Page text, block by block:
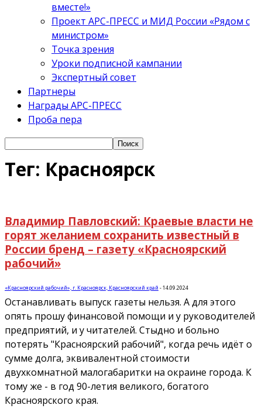
вместе!»
Проект АРС-ПРЕСС и МИД России «Рядом с
министром»
Точка зрения
Уроки подписной кампании
Экспертный совет
Партнеры
Награды АРС-ПРЕСС
Проба пера
Тег: Красноярск
Владимир Павловский: Краевые власти не
горят желанием сохранить известный в
России бренд – газету «Красноярский
рабочий»
«Красноярский рабочий», г. Красноярск, Красноярский край -14.09.2024
Останавливать выпуск газеты нельзя. А для этого
опять прошу финансовой помощи и у руководителей
предприятий, и у читателей. Стыдно и больно
потерять "Красноярский рабочий", когда речь идёт о
сумме долга, эквивалентной стоимости
двухкомнатной малогабаритки на окраине города. К
тому же - в год 90-летия великого, богатого
Красноярского края.